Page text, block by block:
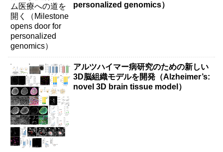
personalized genomics）
アルツハイマー病研究のための新しい
3D脳組織モデルを開発（Alzheimer’s:
novel 3D brain tissue model）